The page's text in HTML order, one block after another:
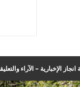
الإخبارية – الآراء